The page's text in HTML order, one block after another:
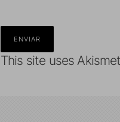
This site uses